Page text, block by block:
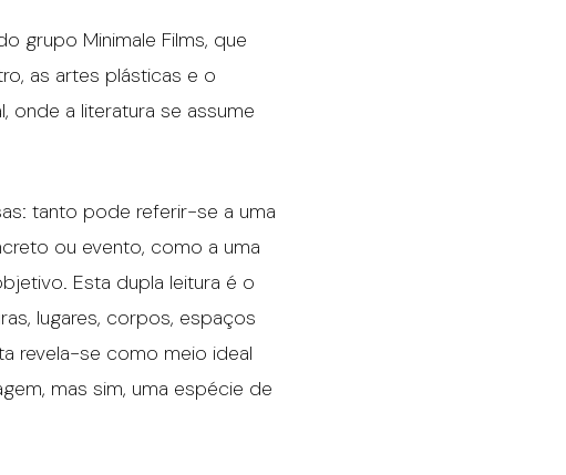
grupo Minimale Films, que
as artes plásticas e o
onde a literatura se assume
tanto pode referir-se a uma
ou evento, como a uma
Esta dupla leitura é o
lugares, corpos, espaços
revela-se como meio ideal
mas sim, uma espécie de